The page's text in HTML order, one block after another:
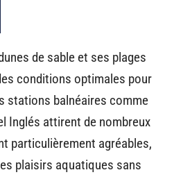
de sable et ses plages
conditions optimales pour
stations balnéaires comme
Inglés attirent de nombreux
particulièrement agréables,
plaisirs aquatiques sans